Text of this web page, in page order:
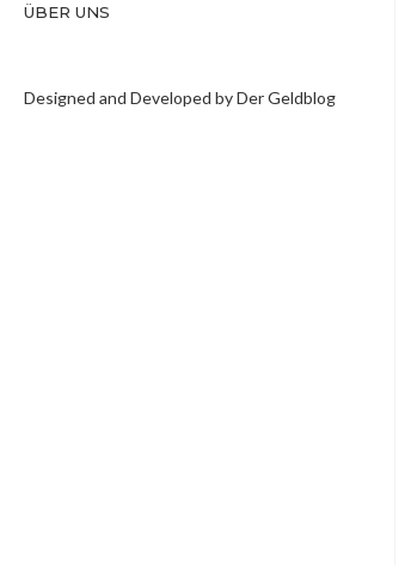
ÜBER UNS
Designed and Developed by Der Geldblog